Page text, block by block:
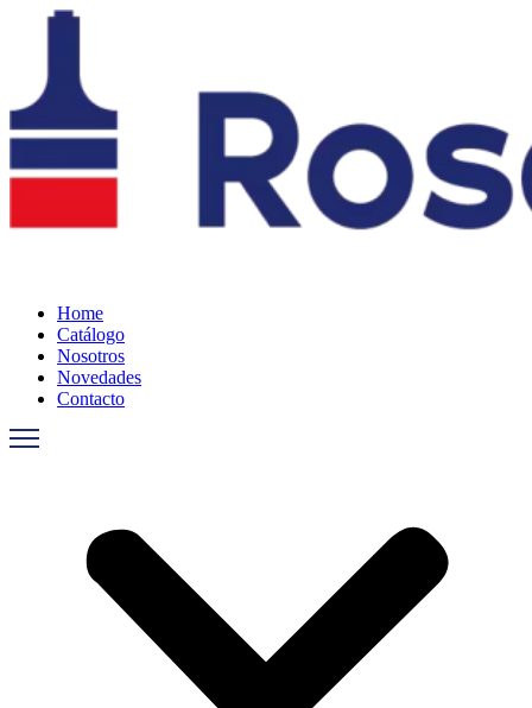
Home
Catálogo
Nosotros
Novedades
Contacto